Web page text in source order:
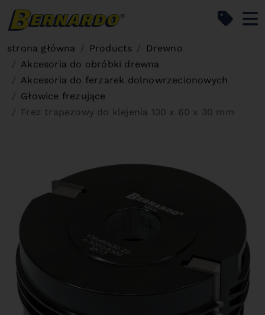
strona główna Products
Drewno
Akcesoria do obróbki drewna
Akcesoria do ferzarek dolnowrzecionowych
Głowice frezujące
Frez trapezowy do klejenia 130 x 60 x 30 mm